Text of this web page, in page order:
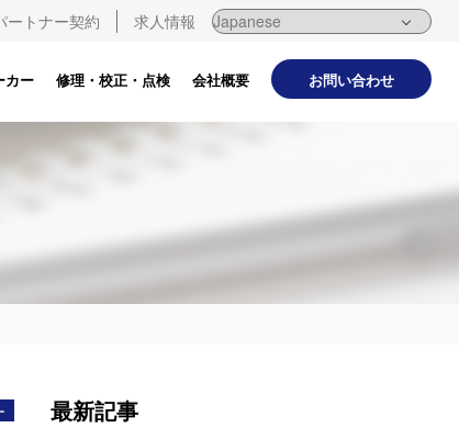
ートナー契約 求人情報
カー 修理・校正・点検 会社概要 お問い合わせ
最新記事